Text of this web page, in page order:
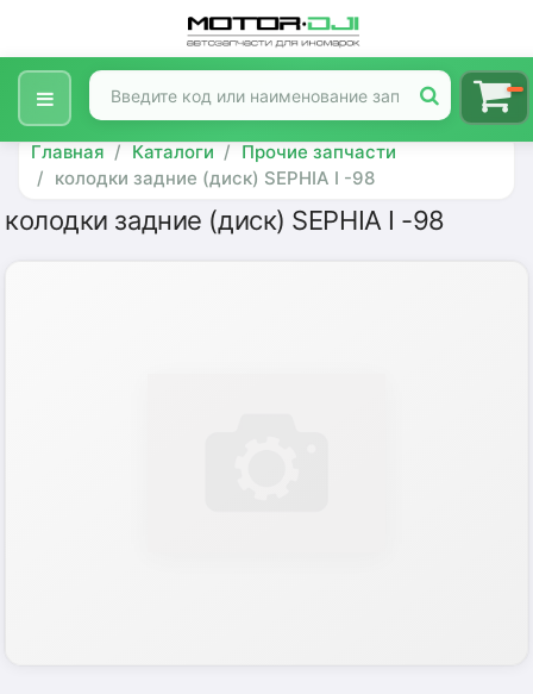
Главная Каталоги
Прочие запчасти
колодки задние (диск) SEPHIA I -98
колодки задние (диск) SEPHIA I -98